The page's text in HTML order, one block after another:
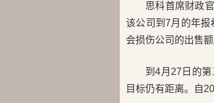
思科首席财政
该公司到7月的年报
会损伤公司的出售额
到4月27日的
目标仍有距离。自